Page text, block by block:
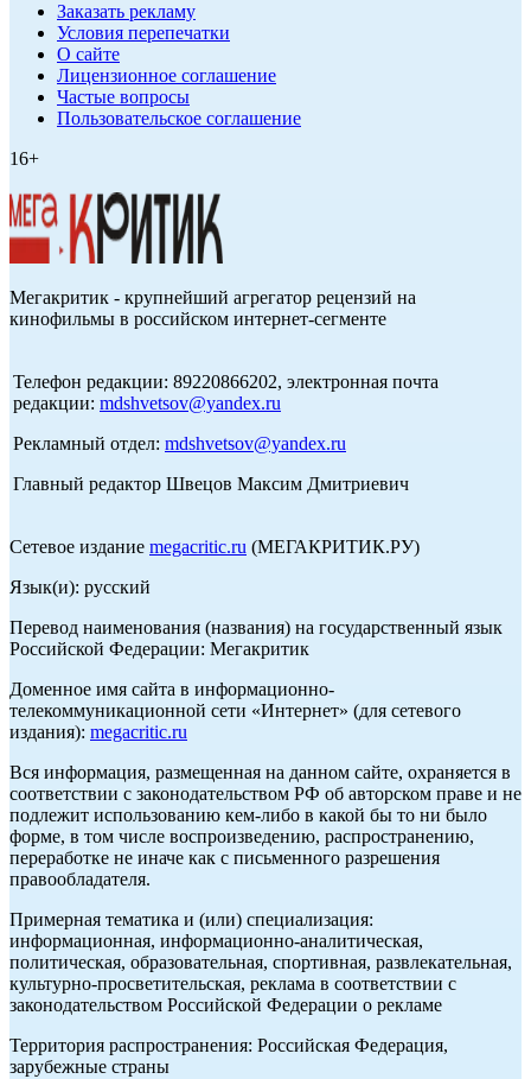
Заказать рекламу
Условия перепечатки
О сайте
Лицензионное соглашение
Частые вопросы
Пользовательское соглашение
16+
Мегакритик - крупнейший агрегатор рецензий на
кинофильмы в российском интернет-сегменте
Телефон редакции: 89220866202, электронная почта
редакции: mdshvetsov@yandex.ru
Рекламный отдел: mdshvetsov@yandex.ru
Главный редактор Швецов Максим Дмитриевич
Сетевое издание megacritic.ru (МЕГАКРИТИК.РУ)
Язык(и): русский
Перевод наименования (названия) на государственный язык
Российской Федерации: Мегакритик
Доменное имя сайта в информационно-
телекоммуникационной сети «Интернет» (для сетевого
издания): megacritic.ru
Вся информация, размещенная на данном сайте, охраняется в
соответствии с законодательством РФ об авторском праве и не
подлежит использованию кем-либо в какой бы то ни было
форме, в том числе воспроизведению, распространению,
переработке не иначе как с письменного разрешения
правообладателя.
Примерная тематика и (или) специализация:
информационная, информационно-аналитическая,
политическая, образовательная, спортивная, развлекательная,
культурно-просветительская, реклама в соответствии с
законодательством Российской Федерации о рекламе
Территория распространения: Российская Федерация,
зарубежные страны